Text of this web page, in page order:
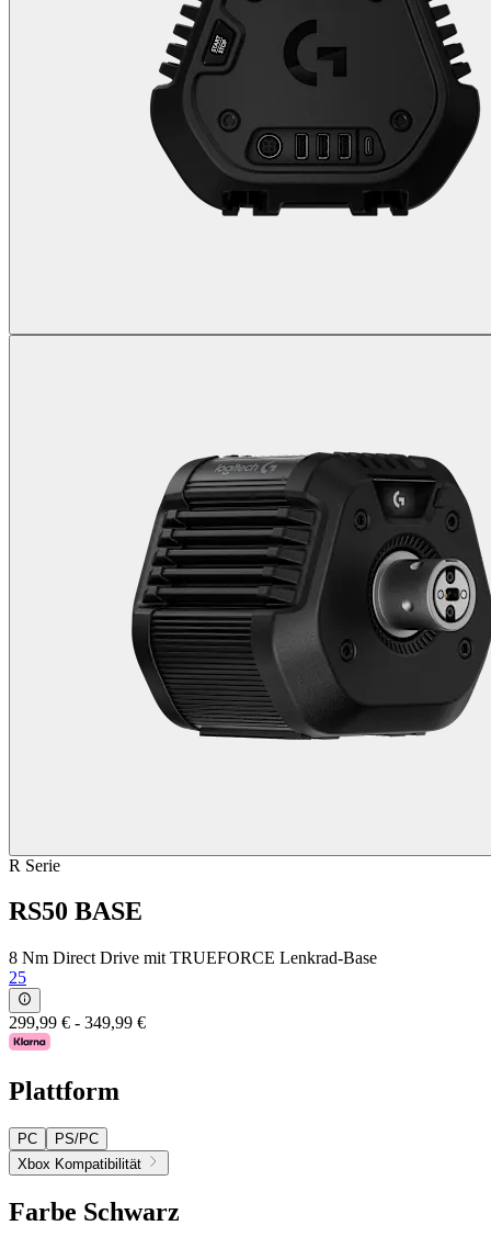
R Serie
RS50 BASE
8 Nm Direct Drive mit TRUEFORCE Lenkrad-Base
25
299,99 € - 349,99 €
Plattform
PC
PS/PC
Xbox Kompatibilität
Farbe Schwarz